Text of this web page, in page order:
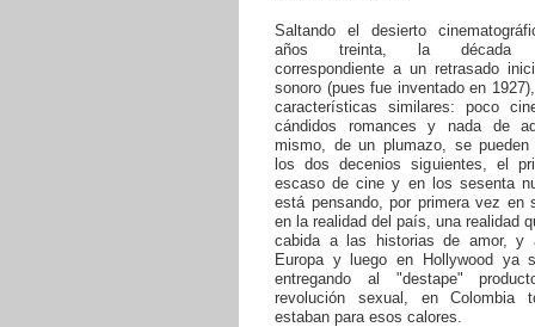
Saltando el desierto
años treinta, la década
correspondiente a un retrasado
sonoro (pues fue inventado en
características similares: poco
cándidos romances y nada de
mismo, de un plumazo, se pueden
los dos decenios siguientes, el
escaso de cine y en los sesenta
está pensando, por primera vez en
en la realidad del país, una realidad
cabida a las historias de amor, y
Europa y luego en Hollywood ya
entregando al "destape"
revolución sexual, en Colombia
estaban para esos calores.